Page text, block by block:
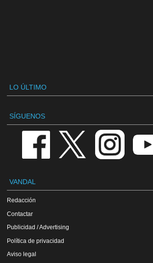
LO ÚLTIMO
SÍGUENOS
VANDAL
Redacción
Contactar
Publicidad / Advertising
Política de privacidad
Aviso legal